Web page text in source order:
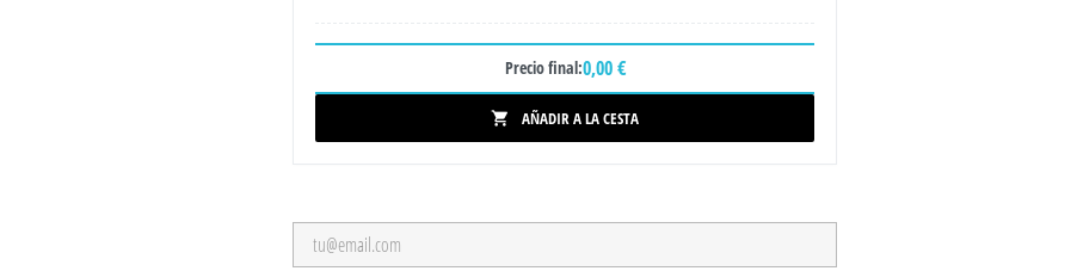
Precio final:0,00 €
 AÑADIR A LA CESTA